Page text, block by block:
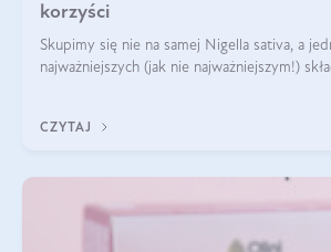
korzyści
Skupimy się nie na samej Nigella sativa, a
najważniejszych (jak nie najważniejszym!)
CZYTAJ